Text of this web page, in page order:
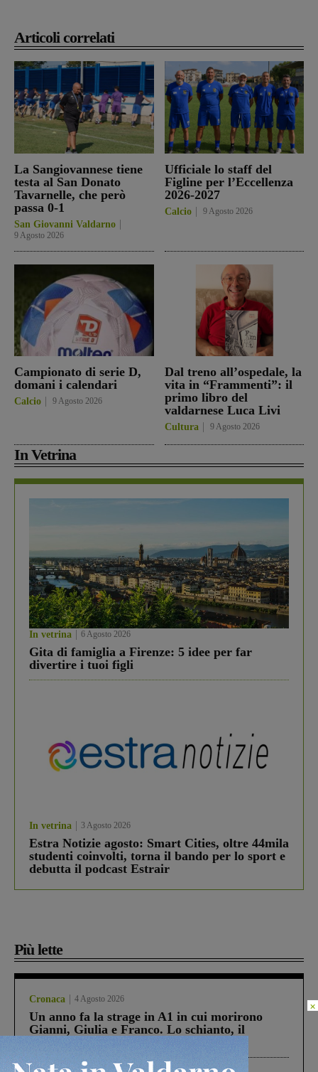
Articoli correlati
La Sangiovannese tiene
testa al San Donato
Tavarnelle, che però
passa 0-1
San Giovanni Valdarno
9 Agosto 2026
Ufficiale lo staff del
Figline per l’Eccellenza
2026-2027
Calcio 9 Agosto 2026
Campionato di serie D,
domani i calendari
Calcio 9 Agosto 2026
Dal treno all’ospedale, la
vita in “Frammenti”: il
primo libro del
valdarnese Luca Livi
Cultura 9 Agosto 2026
In Vetrina
In vetrina 6 Agosto 2026
Gita di famiglia a Firenze: 5 idee per far
divertire i tuoi figli
In vetrina 3 Agosto 2026
Estra Notizie agosto: Smart Cities, oltre 44mila
studenti coinvolti, torna il bando per lo sport e
debutta il podcast Estrair
Più lette
Cronaca 4 Agosto 2026
Un anno fa la strage in A1 in cui morirono
Gianni, Giulia e Franco. Lo schianto, il
×